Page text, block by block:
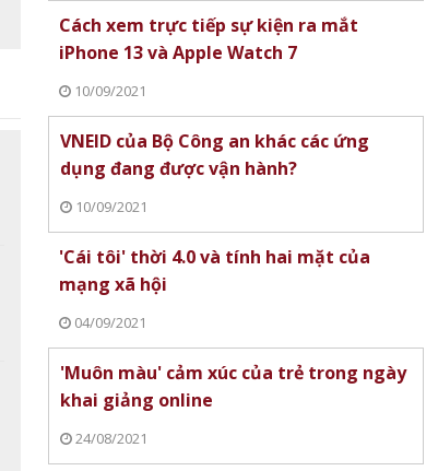
Cách xem trực tiếp sự kiện ra mắt
iPhone 13 và Apple Watch 7
10/09/2021
VNEID của Bộ Công an khác các ứng
dụng đang được vận hành?
10/09/2021
'Cái tôi' thời 4.0 và tính hai mặt của
mạng xã hội
04/09/2021
'Muôn màu' cảm xúc của trẻ trong ngày
khai giảng online
24/08/2021